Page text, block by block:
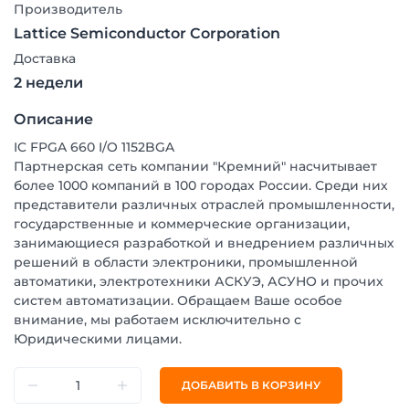
Производитель
Lattice Semiconductor Corporation
Доставка
2 недели
Описание
IC FPGA 660 I/O 1152BGA
Партнерская сеть компании "Кремний" насчитывает
более 1000 компаний в 100 городах России. Среди них
представители различных отраслей промышленности,
государственные и коммерческие организации,
занимающиеся разработкой и внедрением различных
решений в области электроники, промышленной
автоматики, электротехники АСКУЭ, АСУНО и прочих
систем автоматизации. Обращаем Ваше особое
внимание, мы работаем исключительно с
Юридическими лицами.
ДОБАВИТЬ В КОРЗИНУ